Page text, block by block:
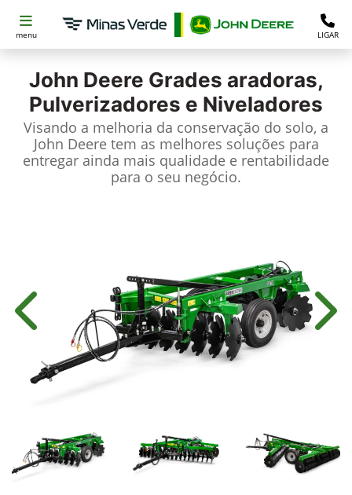
menu LIGAR
John Deere Grades aradoras,
Pulverizadores e Niveladores
Visando a melhoria da conservação do solo, a
John Deere tem as melhores soluções para
entregar ainda mais qualidade e rentabilidade
para o seu negócio.
Anterior